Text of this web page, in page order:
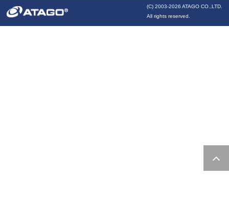
(C) 2003-2026 ATAGO CO.,LTD.
All rights reserved.